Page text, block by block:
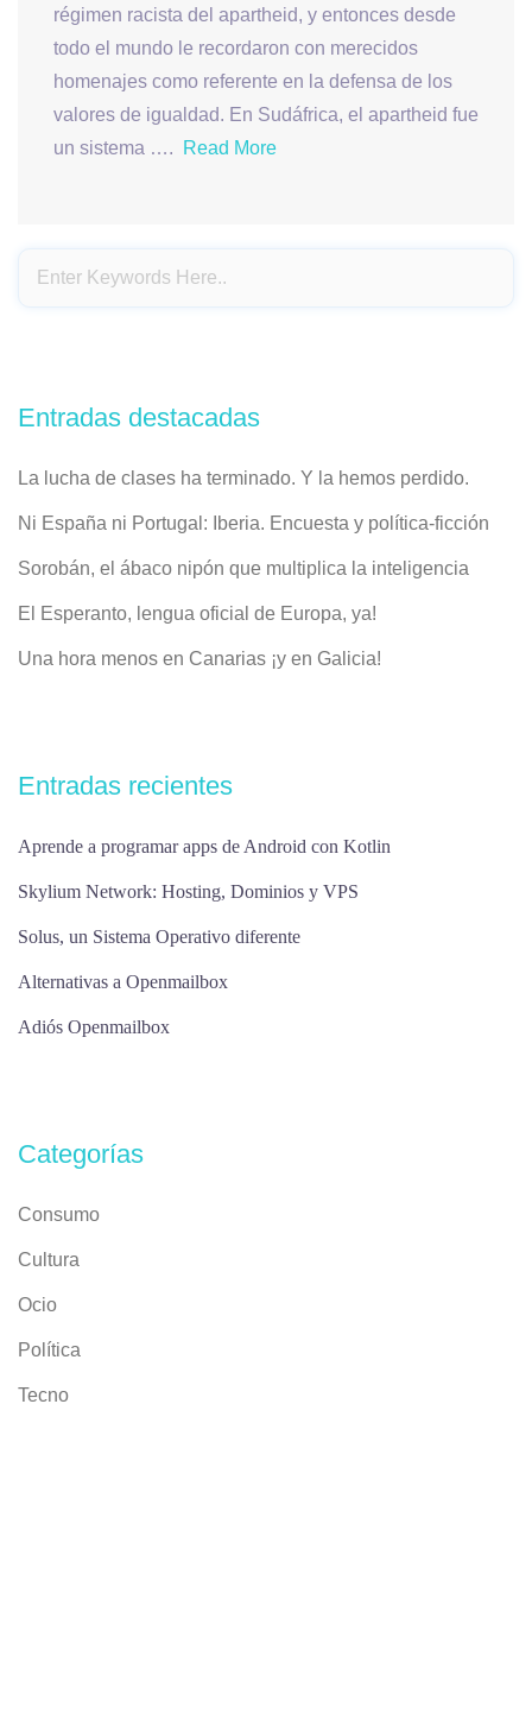
régimen racista del apartheid, y entonces desde
todo el mundo le recordaron con merecidos
homenajes como referente en la defensa de los
valores de igualdad. En Sudáfrica, el apartheid fue
un sistema ….
Read More
Entradas destacadas
La lucha de clases ha terminado. Y la hemos perdido.
Ni España ni Portugal: Iberia. Encuesta y política-ficción
Sorobán, el ábaco nipón que multiplica la inteligencia
El Esperanto, lengua oficial de Europa, ya!
Una hora menos en Canarias ¡y en Galicia!
Entradas recientes
Aprende a programar apps de Android con Kotlin
Skylium Network: Hosting, Dominios y VPS
Solus, un Sistema Operativo diferente
Alternativas a Openmailbox
Adiós Openmailbox
Categorías
Consumo
Cultura
Ocio
Política
Tecno